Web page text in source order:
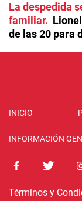
La despedida
familiar
de las 20 para
INICIO
INFORMACIÓN
Términos y